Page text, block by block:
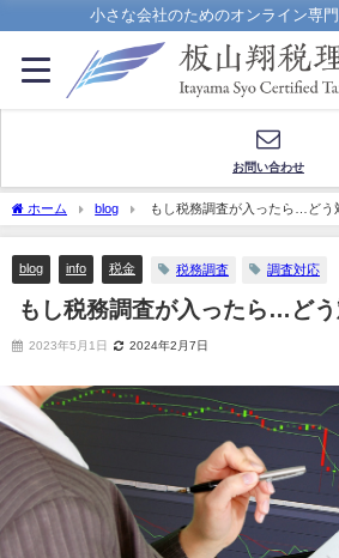
小さな会社のためのオンライン専
お問い合わせ
ホーム blog もし税務調査が入ったら…どう
blog info 税金 税務調査 調査対応
もし税務調査が入ったら…ど
2023年5月1日 2024年2月7日